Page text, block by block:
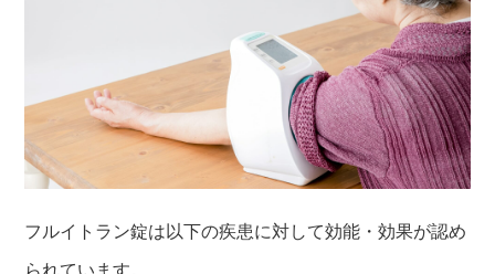
フルイトラン錠は以下の疾患に対して効能・効果が認め
られています。